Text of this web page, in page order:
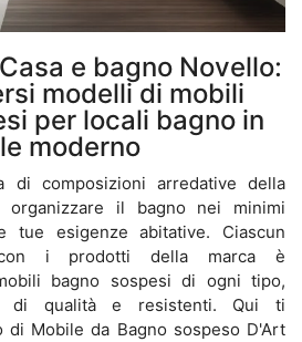
e bagno Novello:
modelli di mobili
per locali bagno in
moderno
di composizioni arredative della
organizzare il bagno nei minimi
tue esigenze abitative. Ciascun
i prodotti della marca è
bagno sospesi di ogni tipo,
di qualità e resistenti. Qui ti
di Mobile da Bagno sospeso D'Art